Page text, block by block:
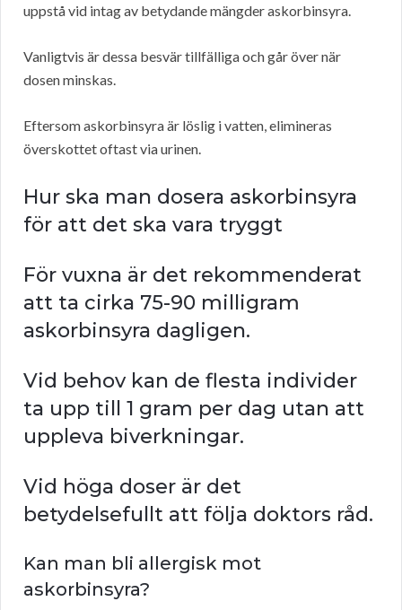
uppstå vid intag av betydande mängder askorbinsyra.
Vanligtvis är dessa besvär tillfälliga och går över när
dosen minskas.
Eftersom askorbinsyra är löslig i vatten, elimineras
överskottet oftast via urinen.
Hur ska man dosera askorbinsyra
för att det ska vara tryggt
För vuxna är det rekommenderat
att ta cirka 75-90 milligram
askorbinsyra dagligen.
Vid behov kan de flesta individer
ta upp till 1 gram per dag utan att
uppleva biverkningar.
Vid höga doser är det
betydelsefullt att följa doktors råd.
Kan man bli allergisk mot
askorbinsyra?